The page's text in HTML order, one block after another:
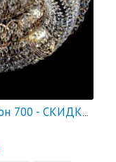
Люстра Кольцо оптикон 700 - СКИДКА!!!